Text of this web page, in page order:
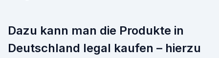
Dazu kann man die Produkte in
Deutschland legal kaufen – hierzu